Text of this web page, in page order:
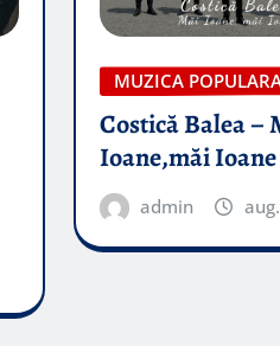
MUZICA
Costică Balea –
Ioane,măi Ioane
admin